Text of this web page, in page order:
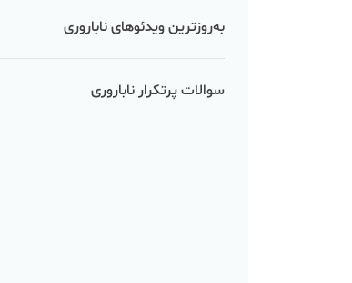
به‌روزترین ویدئوهای ناباروری
سوالات پرتکرار ناباروری